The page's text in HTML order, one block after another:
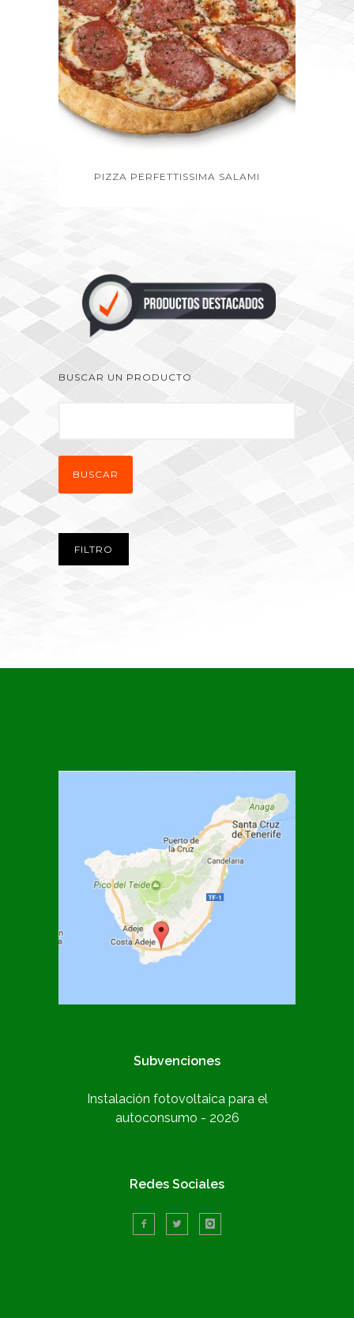
PIZZA PERFETTISSIMA SALAMI
BUSCAR UN PRODUCTO
BUSCAR
FILTRO
Subvenciones
Instalación fotovoltaica para el
autoconsumo - 2026
Redes Sociales